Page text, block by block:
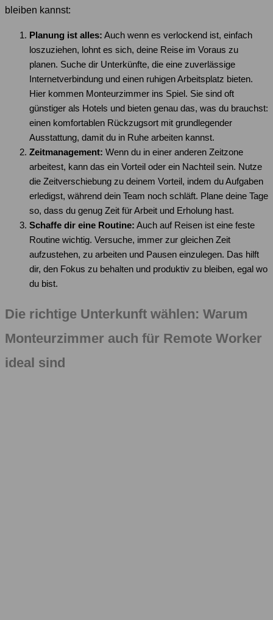
bleiben kannst:
Planung ist alles: Auch wenn es verlockend ist, einfach
loszuziehen, lohnt es sich, deine Reise im Voraus zu
planen. Suche dir Unterkünfte, die eine zuverlässige
Internetverbindung und einen ruhigen Arbeitsplatz bieten.
Hier kommen Monteurzimmer ins Spiel. Sie sind oft
günstiger als Hotels und bieten genau das, was du brauchst:
einen komfortablen Rückzugsort mit grundlegender
Ausstattung, damit du in Ruhe arbeiten kannst.
Zeitmanagement: Wenn du in einer anderen Zeitzone
arbeitest, kann das ein Vorteil oder ein Nachteil sein. Nutze
die Zeitverschiebung zu deinem Vorteil, indem du Aufgaben
erledigst, während dein Team noch schläft. Plane deine Tage
so, dass du genug Zeit für Arbeit und Erholung hast.
Schaffe dir eine Routine: Auch auf Reisen ist eine feste
Routine wichtig. Versuche, immer zur gleichen Zeit
aufzustehen, zu arbeiten und Pausen einzulegen. Das hilft
dir, den Fokus zu behalten und produktiv zu bleiben, egal wo
du bist.
Die richtige Unterkunft wählen: Warum
Monteurzimmer auch für Remote Worker
ideal sind